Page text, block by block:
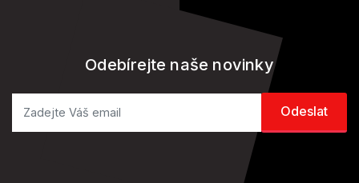
Odebírejte naše novinky